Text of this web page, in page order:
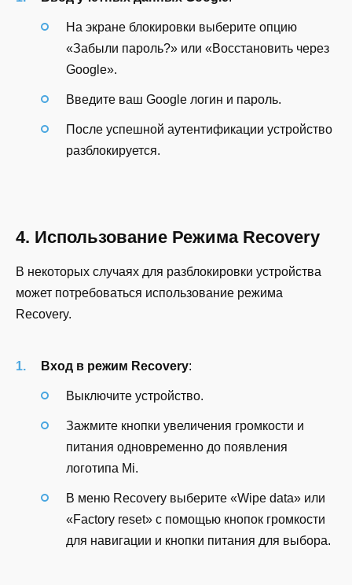
На экране блокировки выберите опцию
«Забыли пароль?» или «Восстановить через
Google».
Введите ваш Google логин и пароль.
После успешной аутентификации устройство
разблокируется.
4. Использование Режима Recovery
В некоторых случаях для разблокировки устройства
может потребоваться использование режима
Recovery.
Вход в режим Recovery:
Выключите устройство.
Зажмите кнопки увеличения громкости и
питания одновременно до появления
логотипа Mi.
В меню Recovery выберите «Wipe data» или
«Factory reset» с помощью кнопок громкости
для навигации и кнопки питания для выбора.